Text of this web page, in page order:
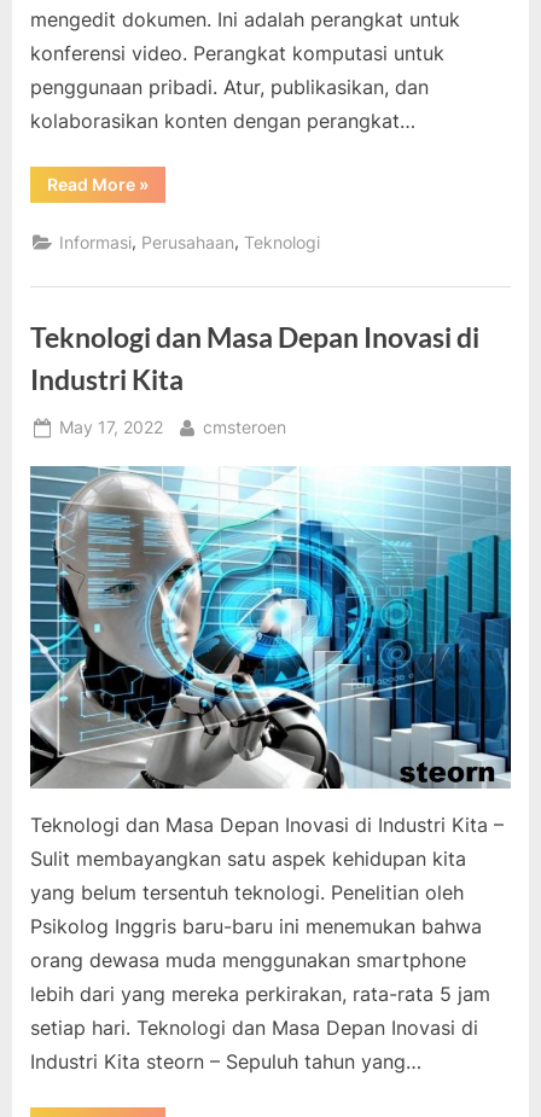
mengedit dokumen. Ini adalah perangkat untuk
konferensi video. Perangkat komputasi untuk
penggunaan pribadi. Atur, publikasikan, dan
kolaborasikan konten dengan perangkat…
Read More“Meneliti
dan
Apa
Itu
Informasi?”
»
Informasi, Perusahaan,Teknologi
Teknologi dan Masa Depan Inovasi di
Industri Kita
Posted
May 17, 2022 By
cmsteroen
Teknologi dan Masa Depan Inovasi di Industri Kita –
Sulit membayangkan satu aspek kehidupan kita
yang belum tersentuh teknologi. Penelitian oleh
Psikolog Inggris baru-baru ini menemukan bahwa
orang dewasa muda menggunakan smartphone
lebih dari yang mereka perkirakan, rata-rata 5 jam
setiap hari. Teknologi dan Masa Depan Inovasi di
Industri Kita steorn – Sepuluh tahun yang…